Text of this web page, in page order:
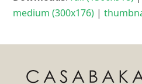
medium (300x176) |